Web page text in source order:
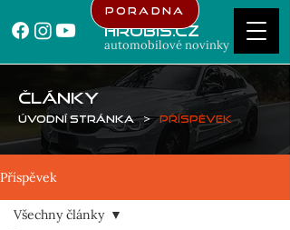
Hrubis.cz
automobilové novinky
Poradna
ČLÁNKY
Úvodní stránka > Příspěvek
Příspěvek
Všechny články